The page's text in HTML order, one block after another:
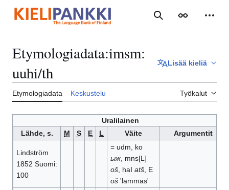
sisältöön
Haku Ulkoasu
Etymologiadata:imsm:
uuhi/th
Lisää kieliä
Etymologiadata Keskustelu Työkalut
Uralilainen
Lähde, s.
M S E L Väite Argumentit
Lindström
1852 Suomi:
100
= udm, ko
ыж, mns[L]
oš, haI atš, E
oš'lammas'